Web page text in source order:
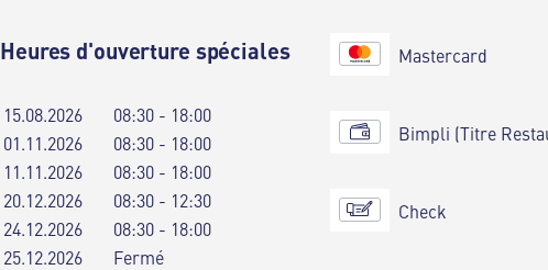
Heures d'ouverture spéciales
15.08.2026
08:30 - 18:00
01.11.2026
08:30 - 18:00
11.11.2026
08:30 - 18:00
20.12.2026
08:30 - 12:30
24.12.2026
08:30 - 18:00
25.12.2026
Fermé
Mastercard
Bimpli (Titre
Check